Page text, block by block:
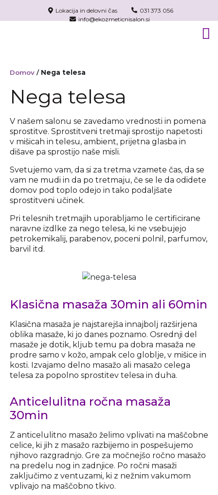
Lokacija in delovni čas
031 373 056
info@ekozmeticnisalon.si
Domov / Nega telesa
Nega telesa
V našem salonu se zavedamo vrednosti in pomena
sprostitve. Sprostitveni tretmaji sprostijo napetosti
v mišicah in telesu, ambient, prijetna glasba in
dišave pa sprostijo naše misli.
Svetujemo vam, da si za tretma vzamete čas, da se
vam ne mudi in da po tretmaju, če se le da odidete
domov pod toplo odejo in tako podaljšate
sprostitveni učinek.
Pri telesnih tretmajih uporabljamo le certificirane
naravne izdlke za nego telesa, ki ne vsebujejo
petrokemikalij, parabenov, poceni polnil, parfumov,
barvil itd.
Klasična masaža 30min ali 60min
Klasična masaža je najstarejša innajbolj razširjena
oblika masaže, ki jo danes poznamo. Osrednji del
masaže je dotik, kljub temu pa dobra masaža ne
prodre samo v kožo, ampak celo globlje, v mišice in
kosti. Izvajamo delno masažo ali masažo celega
telesa za popolno sprostitev telesa in duha.
Anticelulitna ročna masaža
30min
Z anticelulitno masažo želimo vplivati na maščobne
celice, ki jih z masažo razbijemo in pospešujemo
njihovo razgradnjo. Gre za močnejšo ročno masažo
na predelu nog in zadnjice. Po ročni masaži
zaključimo z ventuzami, ki z nežnim vakumom
vplivajo na maščobno tkivo.